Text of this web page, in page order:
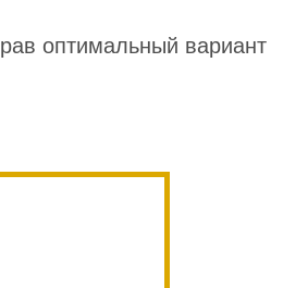
оптимальный вариант